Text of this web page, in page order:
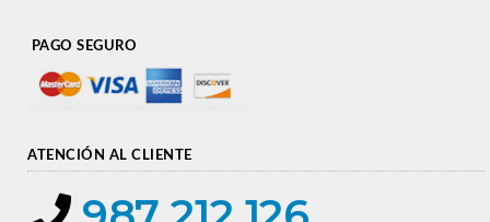
PAGO SEGURO
ATENCIÓN AL CLIENTE